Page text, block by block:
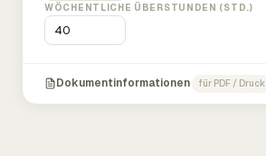
WÖCHENTLICHE ÜBERSTUNDEN (STD.)
Dokumentinformationen für PDF / Druck